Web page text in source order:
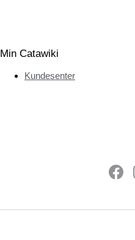
Min Catawiki
Kundesenter